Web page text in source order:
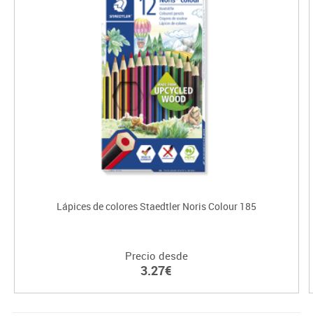
Lápices de colores Staedtler Noris Colour 185
Precio desde
3.27€